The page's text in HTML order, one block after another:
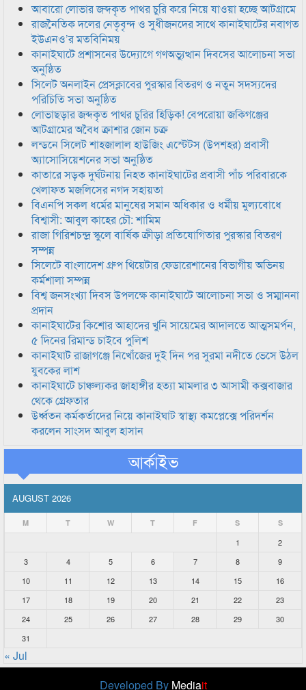
আবারো লোভার জব্দকৃত পাথর চুরি করে নিয়ে যাওয়া হচ্ছে আটগ্রামে
রাজনৈতিক দলের নেতৃবৃন্দ ও সুধীজনদের সাথে কানাইঘাটের নবাগত
ইউএনও’র মতবিনিময়
কানাইঘাটে প্রশাসনের উদ্যোগে গণঅভ্যুত্থান দিবসের আলোচনা সভা
অনুষ্ঠিত
সিলেট অনলাইন প্রেসক্লাবের পুরস্কার বিতরণ ও নতুন সদস্যদের
পরিচিতি সভা অনুষ্ঠিত
লোভাছড়ার জব্দকৃত পাথর চুরির হিড়িক! বেপরোয়া জকিগঞ্জের
আটগ্রামের অবৈধ ক্রাশার জোন চক্র
লন্ডনে সিলেট শাহজালাল হাউজিং এস্টেটস (উপশহর) প্রবাসী
অ্যাসোসিয়েশনের সভা অনুষ্ঠিত
কাতারে সড়ক দুর্ঘটনায় নিহত কানাইঘাটের প্রবাসী পাঁচ পরিবারকে
খেলাফত মজলিসের নগদ সহায়তা
বিএনপি সকল ধর্মের মানুষের সমান অধিকার ও ধর্মীয় মুল্যবোধে
বিশ্বাসী: আবুল কাহের চৌ: শামিম
রাজা গিরিশচন্দ্র স্কুলে বার্ষিক ক্রীড়া প্রতিযোগিতার পুরস্কার বিতরণ
সম্পন্ন
সিলেটে বাংলাদেশ গ্রুপ থিয়েটার ফেডারেশানের বিভাগীয় অভিনয়
কর্মশালা সম্পন্ন
বিশ্ব জনসংখ্যা দিবস উপলক্ষে কানাইঘাটে আলোচনা সভা ও সম্মাননা
প্রদান
কানাইঘাটের কিশোর আহাদের খুনি সায়েমের আদালতে আত্মসমর্পন,
৫ দিনের রিমান্ড চাইবে পুলিশ
কানাইঘাট রাজাগঞ্জে নিখোঁজের দুই দিন পর সুরমা নদীতে ভেসে উঠল
যুবকের লাশ
কানাইঘাটে চাঞ্চল্যকর জাহাঙ্গীর হত্যা মামলার ৩ আসামী কক্সবাজার
থেকে গ্রেফতার
উর্ধ্বতন কর্মকর্তাদের নিয়ে কানাইঘাট স্বাস্থ্য কমপ্লেক্সে পরিদর্শন
করলেন সাংসদ আবুল হাসান
আর্কাইভ
AUGUST 2026
M T W T F S S
1
2
3
4 5 6 7 8
9
10
11 12 13 14 15
16
17
18 19 20 21 22
23
24
25 26 27 28 29
30
31
« Jul
Developed By Mediait